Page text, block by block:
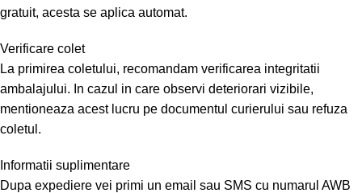
gratuit, acesta se aplica automat.
Verificare colet
La primirea coletului, recomandam verificarea integritatii
ambalajului. In cazul in care observi deteriorari vizibile,
mentioneaza acest lucru pe documentul curierului sau refuza
coletul.
Informatii suplimentare
Dupa expediere vei primi un email sau SMS cu numarul AWB